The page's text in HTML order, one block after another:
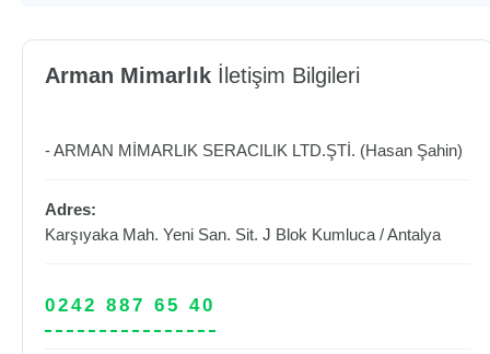
Arman Mimarlık İletişim Bilgileri
- ARMAN MİMARLIK SERACILIK LTD.ŞTİ. (Hasan Şahin)
Adres:
Karşıyaka Mah. Yeni San. Sit. J Blok Kumluca /Antalya
0242 887 65 40